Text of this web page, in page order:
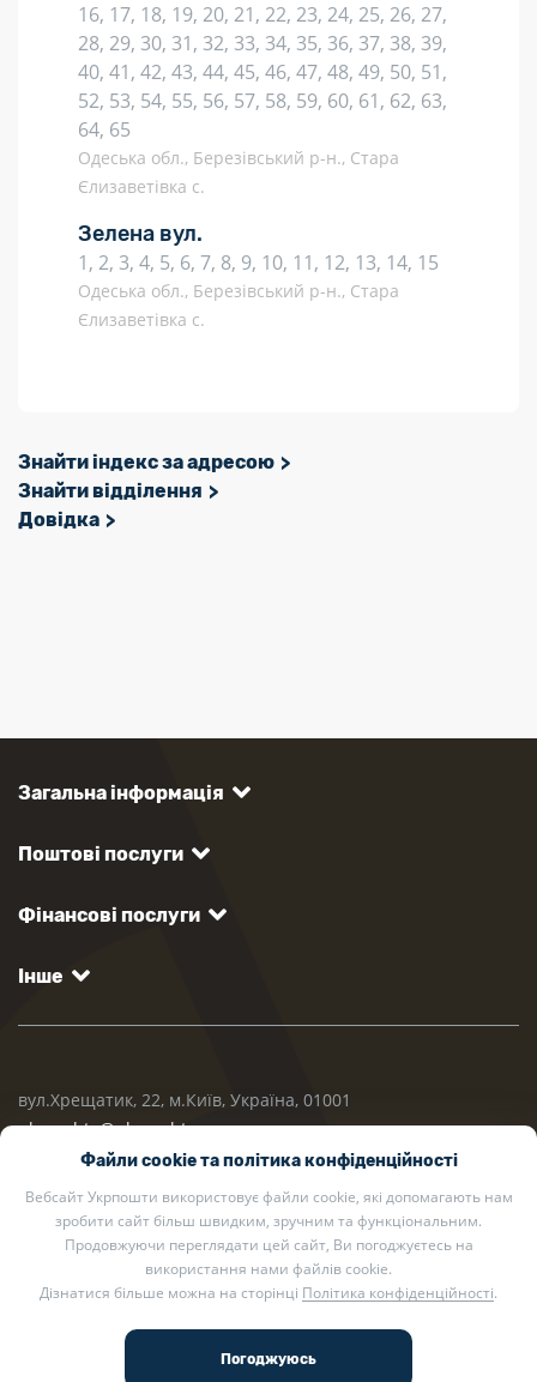
16, 17, 18, 19, 20, 21, 22, 23, 24, 25, 26, 27,
28, 29, 30, 31, 32, 33, 34, 35, 36, 37, 38, 39,
40, 41, 42, 43, 44, 45, 46, 47, 48, 49, 50, 51,
52, 53, 54, 55, 56, 57, 58, 59, 60, 61, 62, 63,
64, 65
Одеська обл., Березівський р-н., Стара
Єлизаветівка с.
Зелена вул.
1, 2, 3, 4, 5, 6, 7, 8, 9, 10, 11, 12, 13, 14, 15
Одеська обл., Березівський р-н., Стара
Єлизаветівка с.
Знайти індекс за адресою
Знайти відділення
Довідка
Загальна інформація
Поштові послуги
Фінансові послуги
Інше
вул.Хрещатик, 22, м.Київ, Україна, 01001
ukrposhta@ukrposhta.ua
2002 — 2026 Укрпошта. Всі права захищено.
Політика конфіденційності
Файли cookie та політика конфіденційності
Вебсайт Укрпошти використовує файли cookie, які допомагають нам
зробити сайт більш швидким, зручним та функціональним.
Продовжуючи переглядати цей сайт, Ви погоджуєтесь на
використання нами файлів cookie.
Дізнатися більше можна на сторінці Політика конфіденційності.